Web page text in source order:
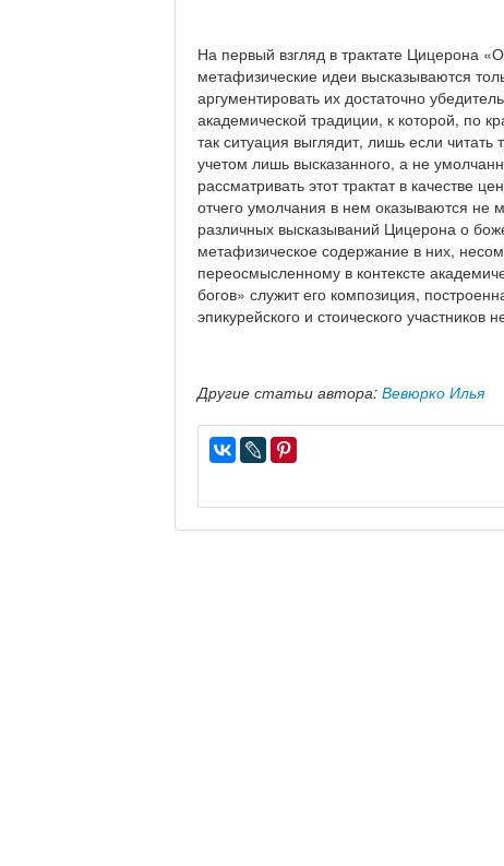
На первый взгляд в трактате Цицерона
метафизические идеи высказываются
аргументировать их достаточно
академической традиции, к которой, по
так ситуация выглядит, лишь если
учетом лишь высказанного, а не
рассматривать этот трактат в качестве
отчего умолчания в нем оказываются не
различных высказываний Цицерона о
метафизическое содержание в них,
переосмысленному в контексте
богов» служит его композиция,
эпикурейского и стоического
Другие статьи автора: Вевюрко Илья